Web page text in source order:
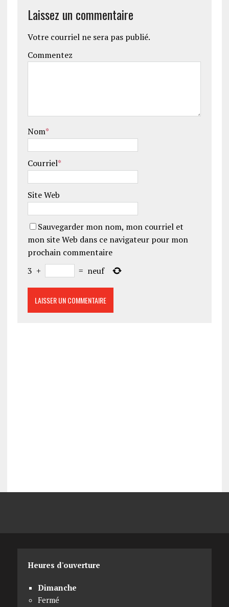
Laissez un commentaire
Votre courriel ne sera pas publié.
Commentez
Nom*
Courriel*
Site Web
Sauvegarder mon nom, mon courriel et
mon site Web dans ce navigateur pour mon
prochain commentaire
3 + = neuf
Heures d'ouverture
Dimanche
Fermé